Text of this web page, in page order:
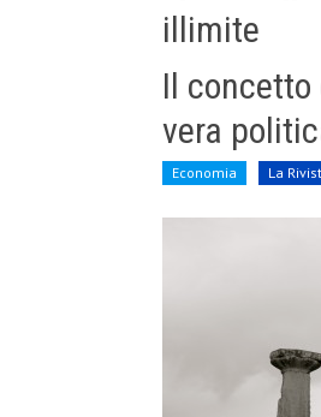
illimite
Il
vera
Economia La